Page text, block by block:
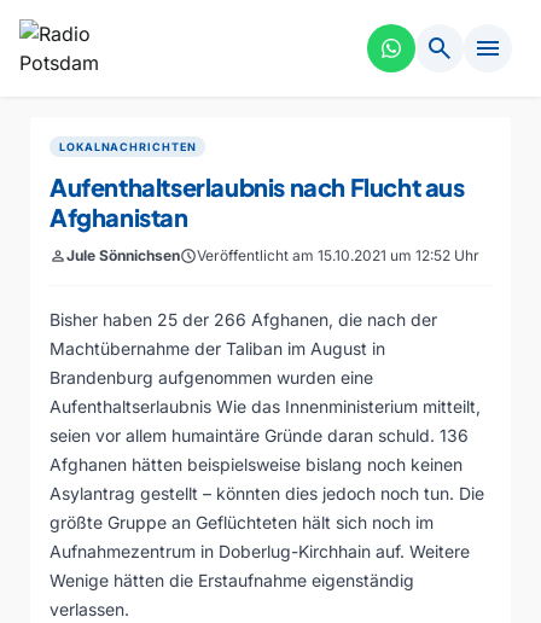
search menu
LOKALNACHRICHTEN
Aufenthaltserlaubnis nach Flucht aus
Afghanistan
personJule SönnichsenscheduleVeröffentlicht am 15.10.2021 um 12:52 Uhr
Bisher haben 25 der 266 Afghanen, die nach der
Machtübernahme der Taliban im August in
Brandenburg aufgenommen wurden eine
Aufenthaltserlaubnis Wie das Innenministerium mitteilt,
seien vor allem humaintäre Gründe daran schuld. 136
Afghanen hätten beispielsweise bislang noch keinen
Asylantrag gestellt – könnten dies jedoch noch tun. Die
größte Gruppe an Geflüchteten hält sich noch im
Aufnahmezentrum in Doberlug-Kirchhain auf. Weitere
Wenige hätten die Erstaufnahme eigenständig
verlassen.